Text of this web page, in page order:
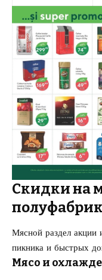
Скидки на
Мясной раздел акции
пикника и быстрых
Мясо и